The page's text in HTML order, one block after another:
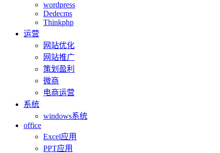
wordpress
Dedecms
Thinkphp
运营
网站优化
网站推广
策划盈利
微商
电商运营
系统
windows系统
office
Excel应用
PPT应用